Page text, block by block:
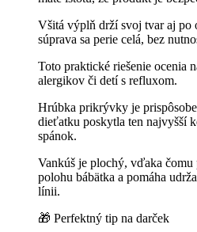
Všitá výplň drží svoj tvar aj po
súprava sa perie celá, bez
Toto praktické riešenie ocenia
alergikov či detí s refluxom.
Hrúbka prikrývky je
dieťatku poskytla ten najvyšší
spánok.
Vankúš je plochý, vďaka
polohu bábätka a pomáha
línii.
🎁 Perfektný tip na darček